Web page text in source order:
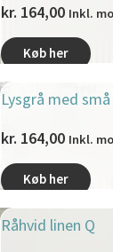
kr. 164,00 Inkl.
Køb her
Lysgrå med
kr. 164,00 Inkl.
Køb her
Råhvid linen Q